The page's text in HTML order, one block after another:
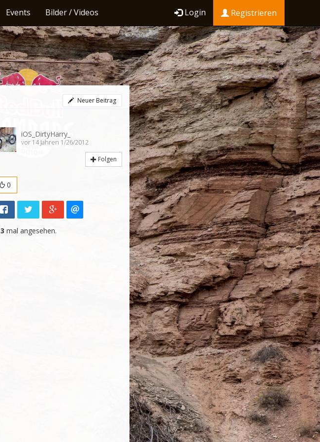
Events Bilder / Videos Login Registrieren
Neuer Beitrag
iOS_DirtyHarry_
vor 14 Jahren 1/26/2012
Folgen
0
3 mal angesehen.